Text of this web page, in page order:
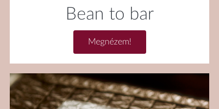
Bean to bar
Megnézem!